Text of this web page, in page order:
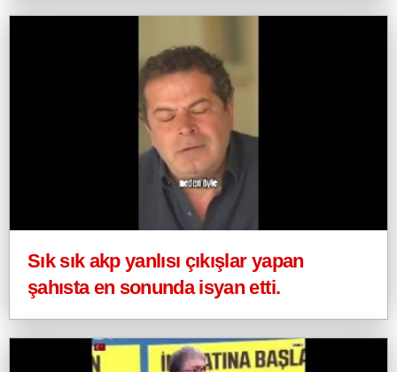
Sık sık akp yanlısı çıkışlar yapan
şahısta en sonunda isyan etti.